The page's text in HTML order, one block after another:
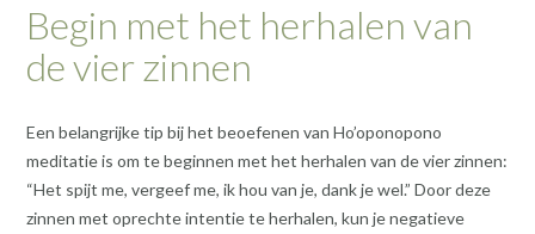
Begin met het herhalen van
de vier zinnen
Een belangrijke tip bij het beoefenen van Ho’oponopono
meditatie is om te beginnen met het herhalen van de vier zinnen:
“Het spijt me, vergeef me, ik hou van je, dank je wel.” Door deze
zinnen met oprechte intentie te herhalen, kun je negatieve